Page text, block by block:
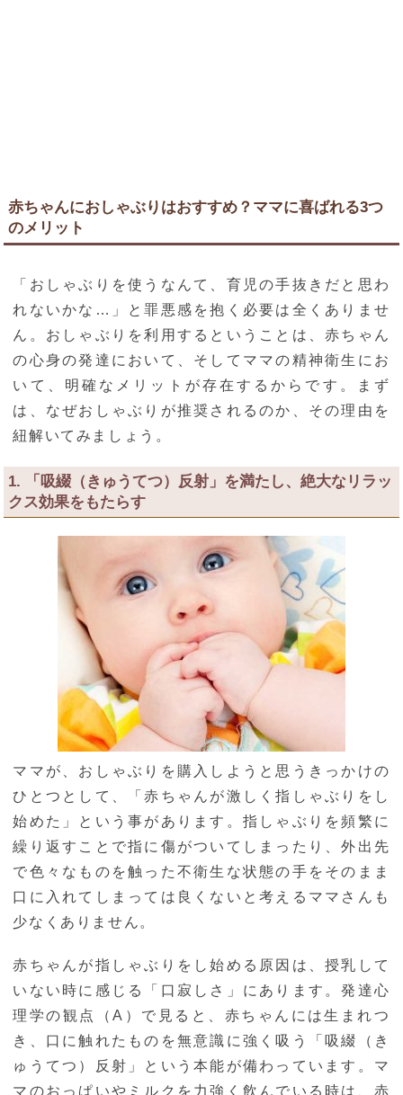
赤ちゃんにおしゃぶりはおすすめ？ママに喜ばれる3つ
のメリット
「おしゃぶりを使うなんて、育児の手抜きだと思わ
れないかな…」と罪悪感を抱く必要は全くありませ
ん。おしゃぶりを利用するということは、赤ちゃん
の心身の発達において、そしてママの精神衛生にお
いて、明確なメリットが存在するからです。まず
は、なぜおしゃぶりが推奨されるのか、その理由を
紐解いてみましょう。
1. 「吸綴（きゅうてつ）反射」を満たし、絶大なリラッ
クス効果をもたらす
ママが、おしゃぶりを購入しようと思うきっかけの
ひとつとして、「赤ちゃんが激しく指しゃぶりをし
始めた」という事があります。指しゃぶりを頻繁に
繰り返すことで指に傷がついてしまったり、外出先
で色々なものを触った不衛生な状態の手をそのまま
口に入れてしまっては良くないと考えるママさんも
少なくありません。
赤ちゃんが指しゃぶりをし始める原因は、授乳して
いない時に感じる「口寂しさ」にあります。発達心
理学の観点（A）で見ると、赤ちゃんには生まれつ
き、口に触れたものを無意識に強く吸う「吸綴（き
ゅうてつ）反射」という本能が備わっています。マ
マのおっぱいやミルクを力強く飲んでいる時は、赤